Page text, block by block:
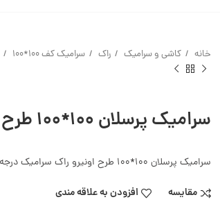
خانه کاشی و سرامیک راک سرامیک کف 100*100
سرامیک پرسلان ۱۰۰*۱۰۰ طرح اونیرو راک سرامیک
سرامیک پرسلان 100*100 طرح اونیرو راک سرامیک درجه یک
مقایسه افزودن به علاقه مندی